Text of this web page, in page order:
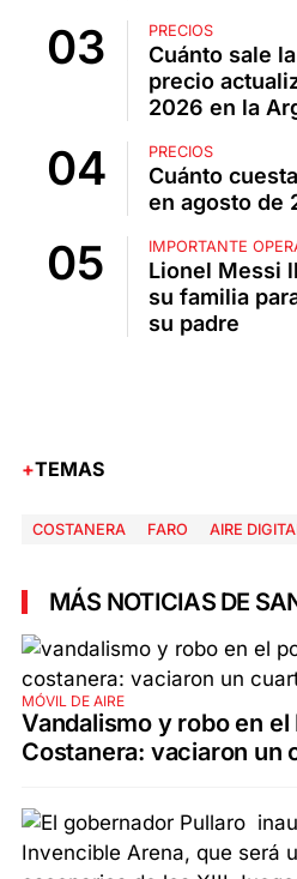
PRECIOS
Cuánto sale
precio
2026 en la
PRECIOS
Cuánto
en agosto de
IMPORTANTE
Lionel Messi
su familia
su padre
TEMAS
COSTANERA FARO AIRE
MÁS NOTICIAS DE
MÓVIL DE AIRE
Vandalismo y robo en
Costanera: vaciaron un